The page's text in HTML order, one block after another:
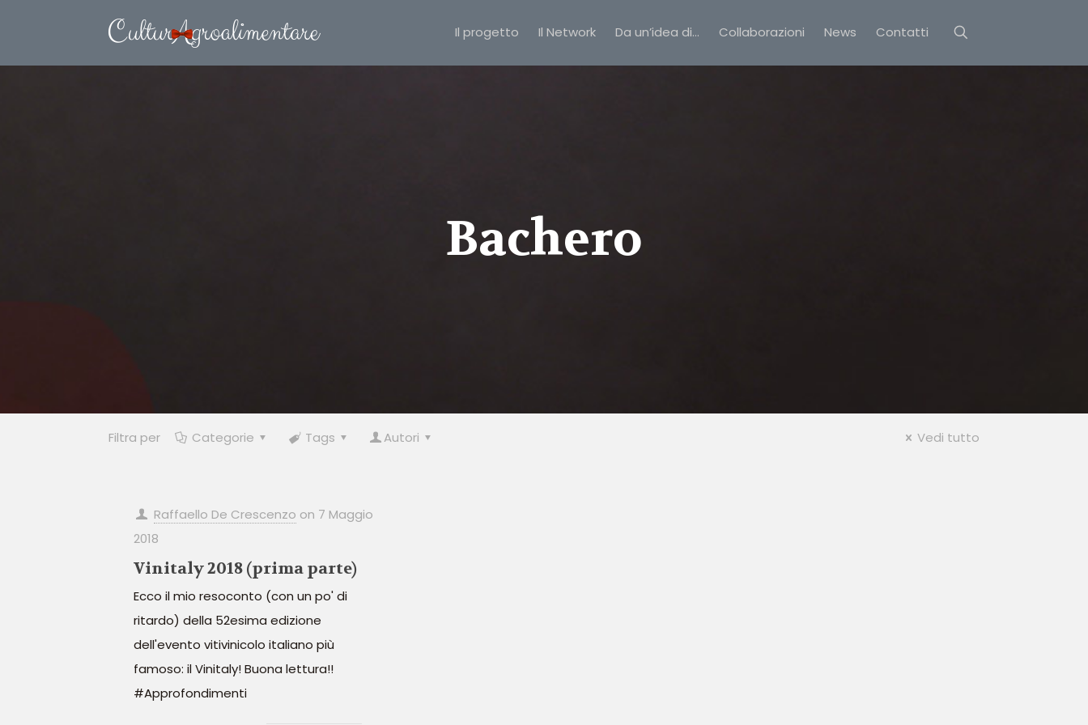
Il progetto Il Network Da un’idea di… Collaborazioni News Contatti
Bachero
Filtra per Categorie Tags Autori Vedi tutto
Raffaello De Crescenzo on 7 Maggio
2018
Vinitaly 2018 (prima parte)
Ecco il mio resoconto (con un po' di
ritardo) della 52esima edizione
dell'evento vitivinicolo italiano più
famoso: il Vinitaly! Buona lettura!!
#Approfondimenti